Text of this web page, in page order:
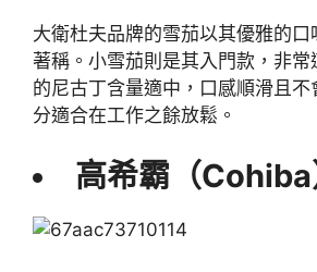
大衛杜夫品牌的雪茄以其優雅的
著稱。小雪茄則是其入門款，非常
的尼古丁含量適中，口感順滑且
分適合在工作之餘放鬆。
高希霸（Cohiba